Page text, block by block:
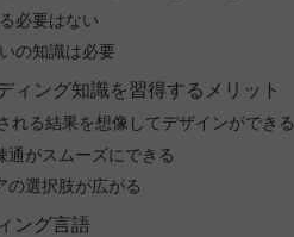
必要はない
の知識は必要
ィング知識を習得するメリット
れる結果を想像してデザインができる
通がスムーズにできる
の選択肢が広がる
ング言語